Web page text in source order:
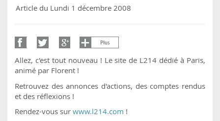
Article du Lundi 1 décembre 2008
Allez, c'est tout nouveau ! Le site de L214 dédié à Paris,
animé par Florent !
Retrouvez des annonces d'actions, des comptes rendus
et des réflexions !
Rendez-vous sur www.l214.com !